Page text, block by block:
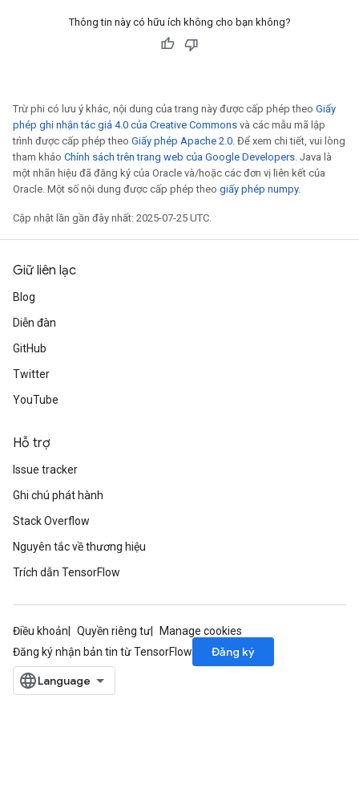
Thông tin này có hữu ích không cho bạn không?
Trừ phi có lưu ý khác, nội dung của trang này được cấp phép theo Giấy
phép ghi nhận tác giả 4.0 của Creative Commons và các mẫu mã lập
trình được cấp phép theo Giấy phép Apache 2.0. Để xem chi tiết, vui lòng
tham khảo Chính sách trên trang web của Google Developers. Java là
một nhãn hiệu đã đăng ký của Oracle và/hoặc các đơn vị liên kết của
Oracle. Một số nội dung được cấp phép theo giấy phép numpy.
Cập nhật lần gần đây nhất: 2025-07-25 UTC.
Giữ liên lạc
Blog
Diễn đàn
GitHub
Twitter
YouTube
Hỗ trợ
Issue tracker
Ghi chú phát hành
Stack Overflow
Nguyên tắc về thương hiệu
Trích dẫn TensorFlow
Điều khoản Quyền riêng tư
Manage cookies
Đăng ký nhận bản tin từ TensorFlow
Đăng ký